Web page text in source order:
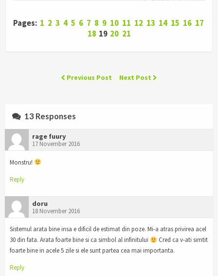
Pages: 1 2 3 4 5 6 7 8 9 10 11 12 13 14 15 16 17
18 19 20 21
Previous Post Next Post
13 Responses
rage fuury
17 November 2016
Monstru!
Reply
doru
18 November 2016
Sistemul arata bine insa e dificil de estimat din poze. Mi-a atras privirea acel
30 din fata. Arata foarte bine si ca simbol al infinitului
Cred ca v-ati simtit
foarte bine in acele 5 zile si ele sunt partea cea mai importanta.
Reply